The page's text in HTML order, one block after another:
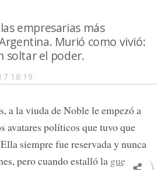
18:19
empresarias más
Murió como vivió:
soltar el poder.
a la viuda de Noble le empezó a
avatares políticos que tuvo que
siempre fue reservada y nunca
pero cuando estalló la guerra